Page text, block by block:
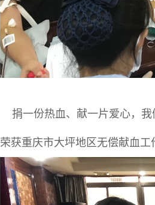
捐一份热血、献一片爱心，我
荣获重庆市大坪地区无偿献血工